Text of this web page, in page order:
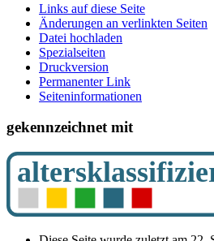
Links auf diese Seite
Änderungen an verlinkten Seiten
Datei hochladen
Spezialseiten
Druckversion
Permanenter Link
Seiten­­informationen
gekennzeichnet mit